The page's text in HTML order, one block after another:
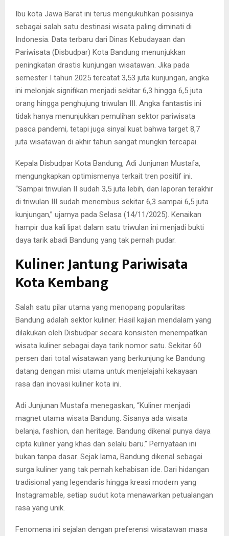
Ibu kota Jawa Barat ini terus mengukuhkan posisinya
sebagai salah satu destinasi wisata paling diminati di
Indonesia. Data terbaru dari Dinas Kebudayaan dan
Pariwisata (Disbudpar) Kota Bandung menunjukkan
peningkatan drastis kunjungan wisatawan. Jika pada
semester I tahun 2025 tercatat 3,53 juta kunjungan, angka
ini melonjak signifikan menjadi sekitar 6,3 hingga 6,5 juta
orang hingga penghujung triwulan III. Angka fantastis ini
tidak hanya menunjukkan pemulihan sektor pariwisata
pasca pandemi, tetapi juga sinyal kuat bahwa target 8,7
juta wisatawan di akhir tahun sangat mungkin tercapai.
Kepala Disbudpar Kota Bandung, Adi Junjunan Mustafa,
mengungkapkan optimismenya terkait tren positif ini.
“Sampai triwulan II sudah 3,5 juta lebih, dan laporan terakhir
di triwulan III sudah menembus sekitar 6,3 sampai 6,5 juta
kunjungan,” ujarnya pada Selasa (14/11/2025). Kenaikan
hampir dua kali lipat dalam satu triwulan ini menjadi bukti
daya tarik abadi Bandung yang tak pernah pudar.
Kuliner: Jantung Pariwisata
Kota Kembang
Salah satu pilar utama yang menopang popularitas
Bandung adalah sektor kuliner. Hasil kajian mendalam yang
dilakukan oleh Disbudpar secara konsisten menempatkan
wisata kuliner sebagai daya tarik nomor satu. Sekitar 60
persen dari total wisatawan yang berkunjung ke Bandung
datang dengan misi utama untuk menjelajahi kekayaan
rasa dan inovasi kuliner kota ini.
Adi Junjunan Mustafa menegaskan, “Kuliner menjadi
magnet utama wisata Bandung. Sisanya ada wisata
belanja, fashion, dan heritage. Bandung dikenal punya daya
cipta kuliner yang khas dan selalu baru.” Pernyataan ini
bukan tanpa dasar. Sejak lama, Bandung dikenal sebagai
surga kuliner yang tak pernah kehabisan ide. Dari hidangan
tradisional yang legendaris hingga kreasi modern yang
Instagramable, setiap sudut kota menawarkan petualangan
rasa yang unik.
Fenomena ini sejalan dengan preferensi wisatawan masa